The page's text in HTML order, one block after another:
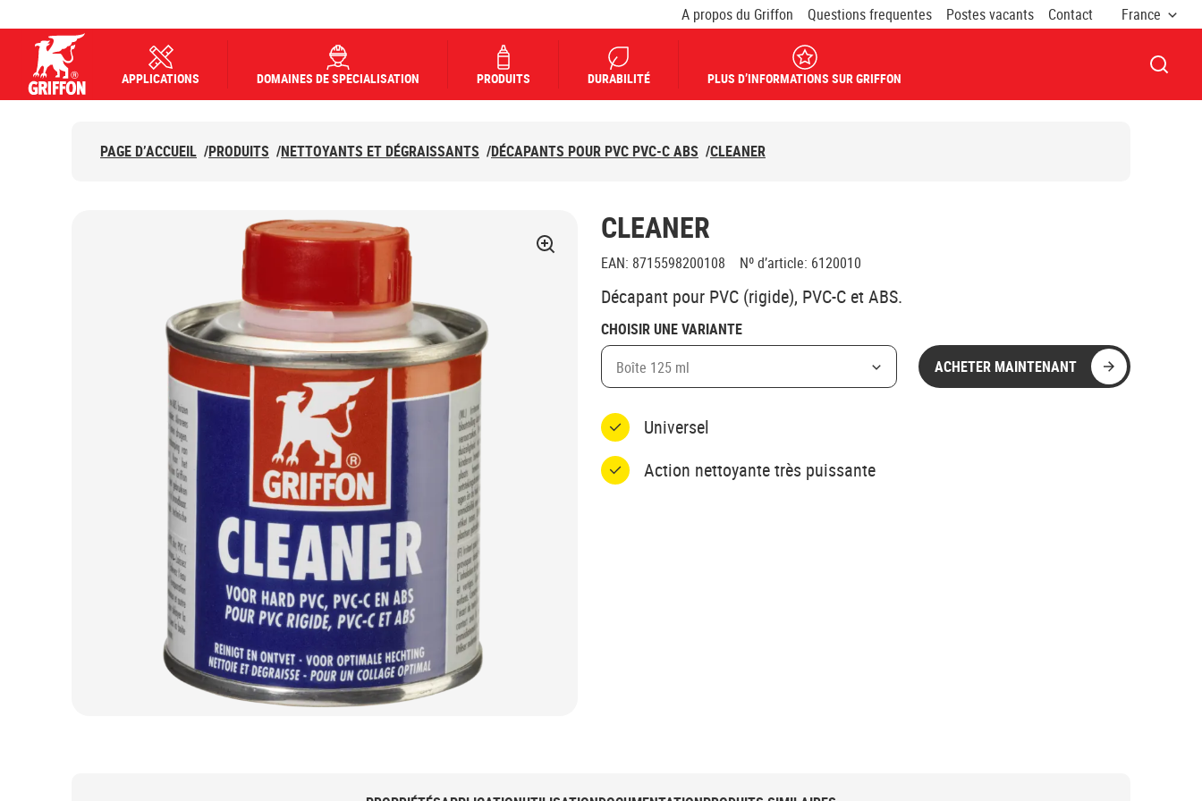
A propos du Griffon Questions frequentes Postes vacants Contact France
APPLICATIONS DOMAINES DE SPECIALISATION PRODUITS DURABILITÉ PLUS D’INFORMATIONS SUR GRIFFON
PAGE D’ACCUEIL /PRODUITS /NETTOYANTS ET DÉGRAISSANTS /DÉCAPANTS POUR PVC PVC-C ABS /CLEANER
CLEANER
EAN: 8715598200108 Nº d’article: 6120010
Décapant pour PVC (rigide), PVC-C et ABS.
CHOISIR UNE VARIANTE
Boîte 125 ml
ACHETER MAINTENANT
Universel
Action nettoyante très puissante